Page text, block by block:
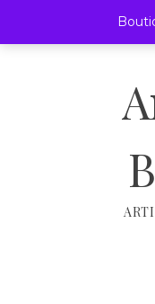
contenu